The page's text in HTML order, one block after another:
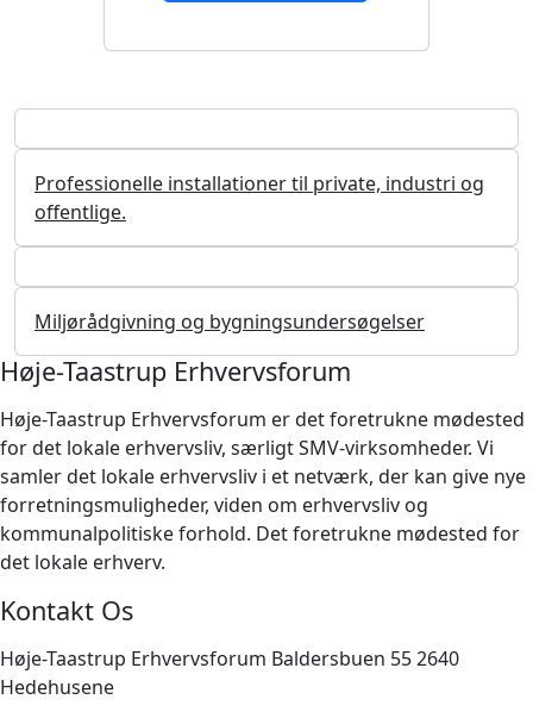
Professionelle installationer til private, industri og
offentlige.
Miljørådgivning og bygningsundersøgelser
Høje-Taastrup Erhvervsforum
Høje-Taastrup Erhvervsforum er det foretrukne mødested
for det lokale erhvervsliv, særligt SMV-virksomheder. Vi
samler det lokale erhvervsliv i et netværk, der kan give nye
forretningsmuligheder, viden om erhvervsliv og
kommunalpolitiske forhold. Det foretrukne mødested for
det lokale erhverv.
Kontakt Os
Høje-Taastrup Erhvervsforum Baldersbuen 55 2640
Hedehusene